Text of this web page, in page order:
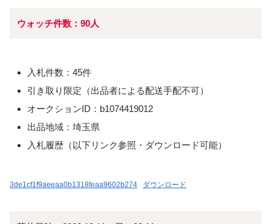
ウォッチ件数：90人
入札件数：45件
引き取り限定（出品者による配送手配不可）
オークションID：b1074419012
出品地域：埼玉県
入札履歴（以下リンク参照・ダウンロード可能）
3de1cf1f9aeeaa0b1318feaa9602b274 ダウンロード